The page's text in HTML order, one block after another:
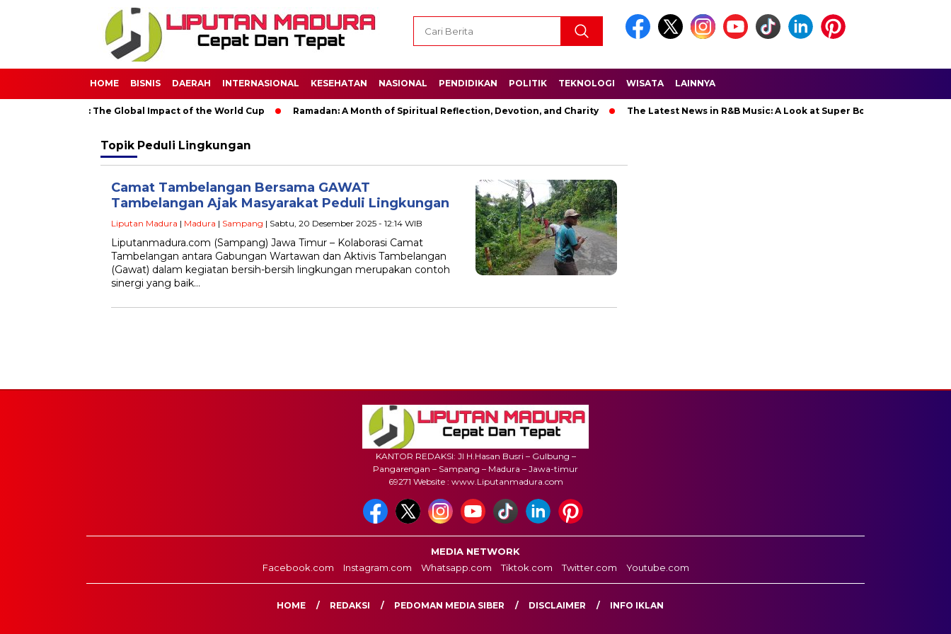
HOME BISNIS DAERAH INTERNASIONAL KESEHATAN NASIONAL PENDIDIKAN POLITIK TEKNOLOGI WISATA LAINNYA
Soccer: The Global Impact of the World Cup Ramadan: A Month of Spiritual Reflection, Devotion, and Charity The Latest News in R&B Music: A Look at Super Bowl Performances,
Topik Peduli Lingkungan
Camat Tambelangan Bersama GAWAT
Tambelangan Ajak Masyarakat Peduli Lingkungan
Liputan Madura | Madura | Sampang | Sabtu, 20 Desember 2025 - 12:14 WIB
Liputanmadura.com (Sampang) Jawa Timur – Kolaborasi Camat
Tambelangan antara Gabungan Wartawan dan Aktivis Tambelangan
(Gawat) dalam kegiatan bersih-bersih lingkungan merupakan contoh
sinergi yang baik…
KANTOR REDAKSI: Jl H.Hasan Busri – Gulbung –
Pangarengan – Sampang – Madura – Jawa-timur
69271 Website : www.Liputanmadura.com
MEDIA NETWORK
Facebook.com
Instagram.com Whatsapp.com Tiktok.com Twitter.com Youtube.com
HOME REDAKSI PEDOMAN MEDIA SIBER DISCLAIMER INFO IKLAN